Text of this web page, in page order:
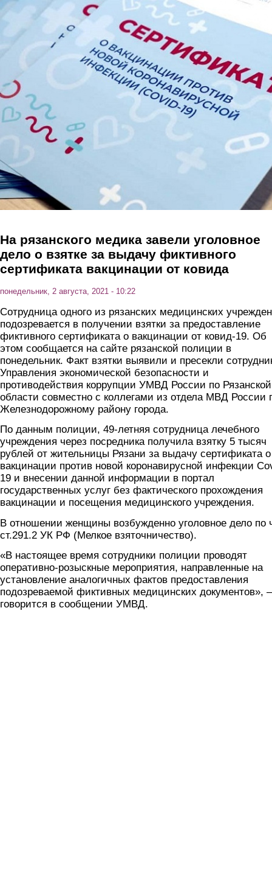
Перейти к основному содержанию
На рязанского медика завели уголовное
дело о взятке за выдачу фиктивного
сертификата вакцинации от ковида
понедельник, 2 августа, 2021 - 10:22
Сотрудница одного из рязанских медицинских
подозревается в получении взятки за предоставление
фиктивного сертификата о вакцинации от ковид-19. Об
этом сообщается на сайте рязанской полиции в
понедельник. Факт взятки выявили и пресекли
Управления экономической безопасности и
противодействия коррупции УМВД России по Рязанской
области совместно с коллегами из отдела МВД России
Железнодорожному району города.
По данным полиции, 49-летняя сотрудница лечебного
учреждения через посредника получила взятку 5 тысяч
рублей от жительницы Рязани за выдачу сертификата о
вакцинации против новой коронавирусной инфекции
19 и внесении данной информации в портал
государственных услуг без фактического прохождения
вакцинации и посещения медицинского учреждения.
В отношении женщины возбужденно уголовное дело по
ст.291.2 УК РФ (Мелкое взяточничество).
«В настоящее время сотрудники полиции проводят
оперативно-розыскные мероприятия, направленные на
установление аналогичных фактов предоставления
подозреваемой фиктивных медицинских документов», –
говорится в сообщении УМВД.